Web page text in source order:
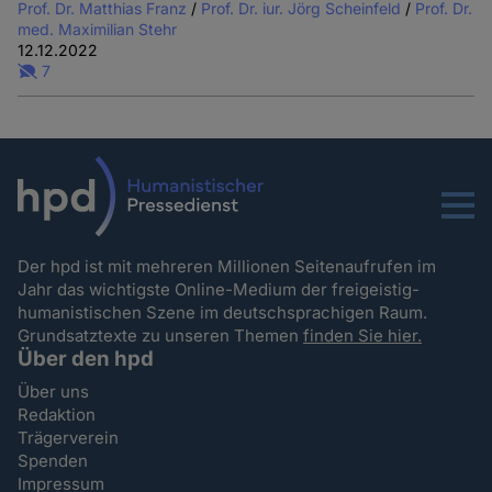
Prof. Dr. Matthias Franz / Prof. Dr. iur. Jörg Scheinfeld / Prof. Dr.
med. Maximilian Stehr
12.12.2022
7
Menu
Der hpd ist mit mehreren Millionen Seitenaufrufen im
Jahr das wichtigste Online-Medium der freigeistig-
humanistischen Szene im deutschsprachigen Raum.
Grundsatztexte zu unseren Themenfinden Sie hier.
Über den hpd
Über uns
Redaktion
Trägerverein
Spenden
Impressum